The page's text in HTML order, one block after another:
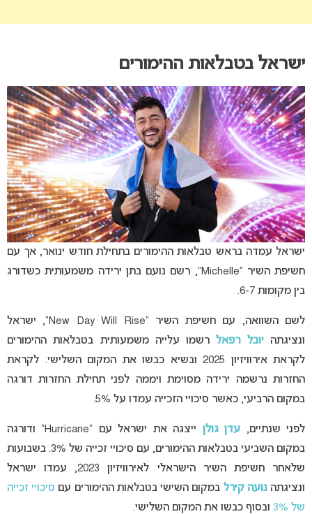
ישראל בטבלאות ההימורים
ישראל עמדה בראש טבלאות ההימורים בתחילת חודש ינואר, אך עם
חשיפת השיר “Michelle”, רשם נועם בתן ירידה משמעותית כשדורג
בין מקומות 6-7.
לשם השוואה, עם חשיפת השיר “New Day Will Rise”, ישראל
ונציגתהיובל רפאל רשמו עלייה משמעותית בטבלאות ההימורים
לקראת אירוויזיון 2025 ובשיא כבשו את המקום השלישי. לקראת
החזרות נרשמה ירידה מסוימת ויממה לפני תחילת החזרות דורגה
במקום הרביעי, כאשר סיכויי הזכייה עמדו על 5%.
לפני שנתיים, עדן גולן
ייצגה את ישראל עם “Hurricane” ודורגה
במקום השביעי בטבלאות ההימורים, עם סיכויי זכייה של 3%. בשבועות
שלאחר חשיפת השיר הישראלי לאירוויזיון 2023, עמדו ישראל
ונציגתהנועה קירל במקום השישי בטבלאות ההימורים עם סיכויי זכייה
של 3%
ובסוף כבשו את המקום השלישי.